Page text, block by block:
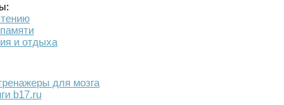
и отдыха
для мозга
b17.ru